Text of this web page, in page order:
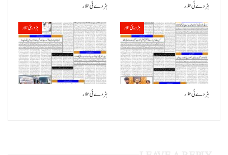
ہڑدے ئی تلار ہڑدے ئی تلار
ہڑدیئی تلار
ہڑدے ئی تلار
ہڑدیئی تلار
ہڑدے ئی تلار